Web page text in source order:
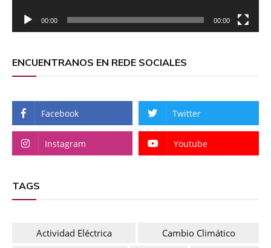
00:00 00:00
ENCUENTRANOS EN REDE SOCIALES
Facebook Twitter
Instagram Youtube
TAGS
Actividad Eléctrica
Cambio Climático